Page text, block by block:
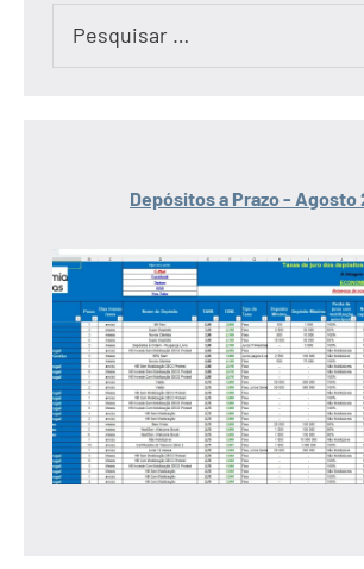
Depósitos a Prazo - Agosto